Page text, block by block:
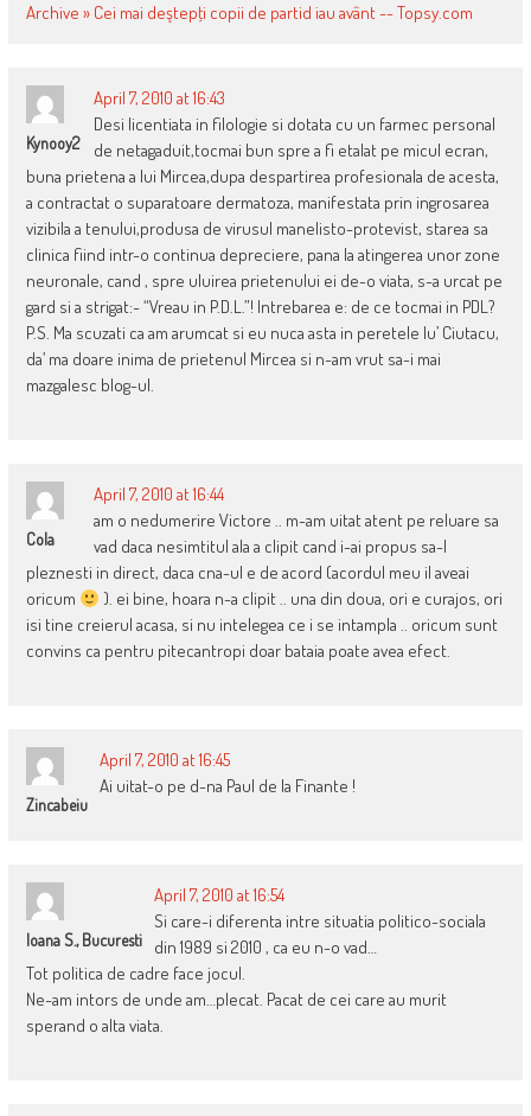
Archive » Cei mai deştepţi copii de partid iau avânt -- Topsy.com
Kynooy2
April 7, 2010 at 16:43
Desi licentiata in filologie si dotata cu un farmec personal
de netagaduit,tocmai bun spre a fi etalat pe micul ecran,
buna prietena a lui Mircea,dupa despartirea profesionala de acesta,
a contractat o suparatoare dermatoza, manifestata prin ingrosarea
vizibila a tenului,produsa de virusul manelisto-protevist, starea sa
clinica fiind intr-o continua depreciere, pana la atingerea unor zone
neuronale, cand , spre uluirea prietenului ei de-o viata, s-a urcat pe
gard si a strigat:- “Vreau in P.D.L.”! Intrebarea e: de ce tocmai in PDL?
P.S. Ma scuzati ca am arumcat si eu nuca asta in peretele lu’ Ciutacu,
da’ ma doare inima de prietenul Mircea si n-am vrut sa-i mai
mazgalesc blog-ul.
Cola
April 7, 2010 at 16:44
am o nedumerire Victore .. m-am uitat atent pe reluare sa
vad daca nesimtitul ala a clipit cand i-ai propus sa-l
pleznesti in direct, daca cna-ul e de acord (acordul meu il aveai
oricum
). ei bine, hoara n-a clipit .. una din doua, ori e curajos, ori
isi tine creierul acasa, si nu intelegea ce i se intampla .. oricum sunt
convins ca pentru pitecantropi doar bataia poate avea efect.
Zincabeiu
April 7, 2010 at 16:45
Ai uitat-o pe d-na Paul de la Finante !
Ioana S., Bucuresti
April 7, 2010 at 16:54
Si care-i diferenta intre situatia politico-sociala
din 1989 si 2010 , ca eu n-o vad…
Tot politica de cadre face jocul.
Ne-am intors de unde am…plecat. Pacat de cei care au murit
sperand o alta viata.